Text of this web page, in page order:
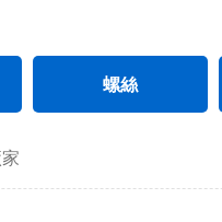
螺絲
電子螺絲